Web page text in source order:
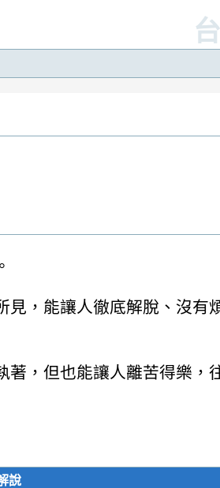
見，能讓人徹底解脫、沒有
著，但也能讓人離苦得樂，
說